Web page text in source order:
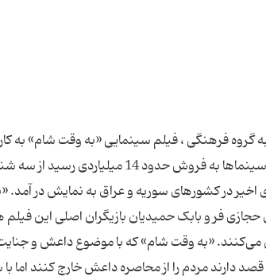
گروه فرهنگی ، فیلم سینمایی «به وقت شام» به
که نوروز امسال در سینماها به
اخیر در کشورهای سوریه و عراق به نمایش در
فر و بابک حمیدیان بازیگران اصلی این فیلم
می‌کنند. «به وقت شام» که با موضوع داعش و
دارند مردم را از محاصره داعش خارج کنند